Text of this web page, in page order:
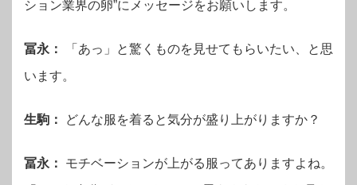
ション業界の卵”にメッセージをお願いします。
冨永：
「あっ」と驚くものを見せてもらいたい、と思
います。
生駒： どんな服を着ると気分が盛り上がりますか？
冨永：
モチベーションが上がる服ってありますよね。